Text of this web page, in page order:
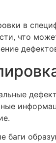
в
что
баги